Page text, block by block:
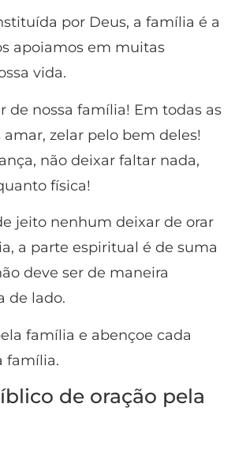
por Deus, a família é a
apoiamos em muitas
vida.
de nossa família! Em todas as
amar, zelar pelo bem deles!
não deixar faltar nada,
física!
jeito nenhum deixar de orar
a parte espiritual é de suma
deve ser de maneira
de lado.
família e abençoe cada
família.
de oração pela